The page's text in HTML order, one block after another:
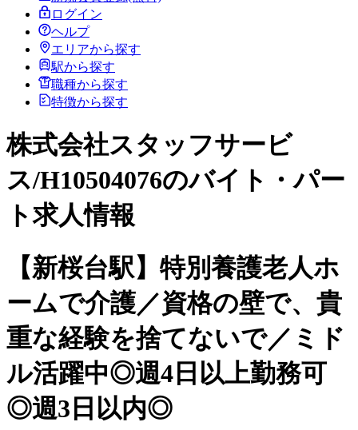
ログイン
ヘルプ
エリアから探す
駅から探す
職種から探す
特徴から探す
株式会社スタッフサービ
ス/H10504076のバイト・パー
ト求人情報
【新桜台駅】特別養護老人ホ
ームで介護／資格の壁で、貴
重な経験を捨てないで／ミド
ル活躍中◎週4日以上勤務可
◎週3日以内◎